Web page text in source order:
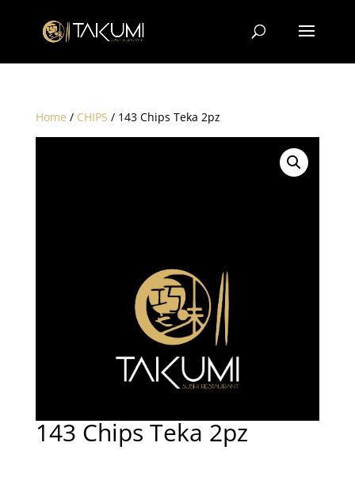
Home / CHIPS / 143 Chips Teka 2pz
143 Chips Teka 2pz